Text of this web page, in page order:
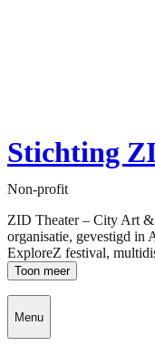
Stichting
Non-profit
ZID Theater – City Art &
organisatie, gevestigd in
ExploreZ festival,
Toon meer
Menu